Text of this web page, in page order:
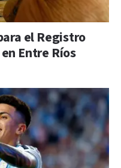
el Registro
Entre Ríos